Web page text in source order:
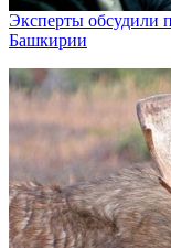
Эксперты
Башкирии